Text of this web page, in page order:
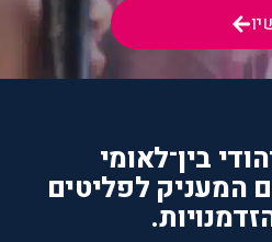
בין־לאומי
המעניק לפליטים